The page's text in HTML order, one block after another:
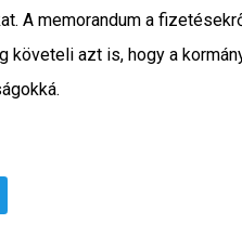
A memorandum a
azt is, hogy a